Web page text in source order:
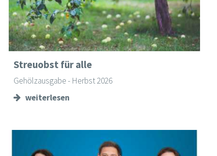
Streuobst für alle
Gehölzausgabe - Herbst 2026
weiterlesen